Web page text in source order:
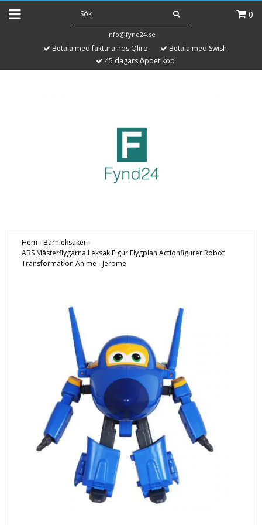
0
info@fynd24.se
Betala med faktura hos Qliro
Betala med Swish
45 dagars öppet köp
Hem › Barnleksaker›
ABS Mästerflygarna Leksak Figur Flygplan Actionfigurer Robot
Transformation Anime - Jerome